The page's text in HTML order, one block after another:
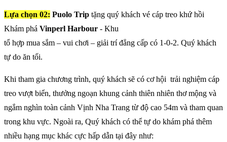
Lựa chọn 02: Puolo Trip tặng quý khách vé cáp treo khứ hồi
Khám phá Vinperl Harbour - Khu
tổ hợp mua sắm – vui chơi – giải trí đẳng cấp có 1-0-2. Quý khách
tự do ăn tối.
Khi tham gia chương trình, quý khách sẽ có cơ hội trải nghiệm cáp
treo vượt biển, thưởng ngoạn khung cảnh thiên nhiên thơ mộng và
ngắm nghìn toàn cảnh Vịnh Nha Trang từ độ cao 54m và tham quan
trong khu vực. Ngoài ra, Quý khách có thể tự do khám phá thêm
nhiều hạng mục khác cực hấp dẫn tại đây như: